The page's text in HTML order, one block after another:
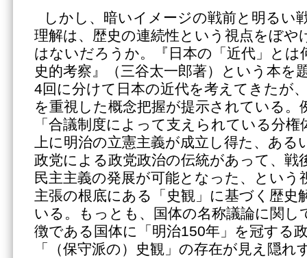
しかし、暗いイメージの戦前と明るい
理解は、歴史の連続性という視点をぼ
はないだろうか。『日本の「近代」と
史的考察』（三谷太一郎著）という本を
4回に分けて日本の近代を考えてきたが
を重視した概念把握が提示されている。
「合議制度によって支えられている分
上に明治の立憲主義が成立し得た、ある
政党による政党政治の伝統があって、戦
民主主義の発展が可能となった、という
主張の根底にある「史観」に基づく歴史
いる。もっとも、国体の名称議論に関し
徴である国体に「明治150年」を冠する
「（保守派の）史観」の存在が見え隠